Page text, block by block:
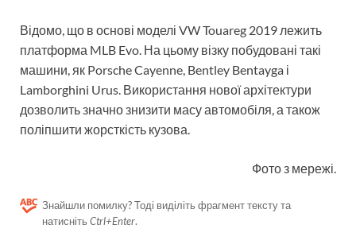
Відомо, що в основі моделі VW Touareg 2019 лежить
платформа MLB Evo. На цьому візку побудовані такі
машини, як Porsche Cayenne, Bentley Bentayga і
Lamborghini Urus. Використання нової архітектури
дозволить значно знизити масу автомобіля, а також
поліпшити жорсткість кузова.
Фото з мережі.
Знайшли помилку? Тоді виділіть фрагмент тексту та
натисніть Ctrl+Enter.